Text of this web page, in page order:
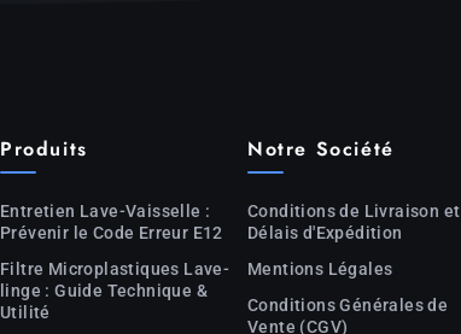
Produits
Entretien Lave-Vaisselle :
Prévenir le Code Erreur E12
Filtre Microplastiques Lave-
linge : Guide Technique &
Utilité
Notre Société
Conditions de Livraison et
Délais d'Expédition
Mentions Légales
Conditions Générales de
Vente (CGV)